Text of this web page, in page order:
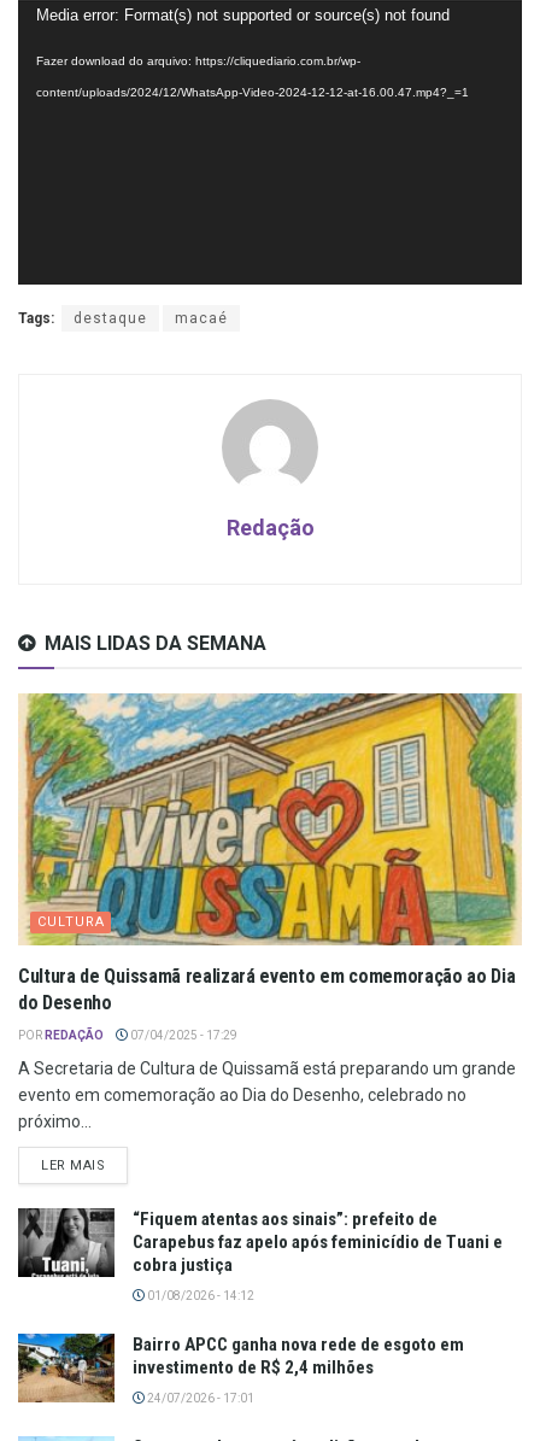
Tocador
Media error: Format(s) not supported or source(s) not found
Fazer download do arquivo: https://cliquediario.com.br/wp-
content/uploads/2024/12/WhatsApp-Video-2024-12-12-at-16.00.47.mp4?_=1
Tags: destaque macaé
Redação
MAIS LIDAS DA SEMANA
CULTURA
Cultura de Quissamã realizará evento em comemoração ao Dia
do Desenho
POR REDAÇÃO 07/04/2025 - 17:29
A Secretaria de Cultura de Quissamã está preparando um grande
evento em comemoração ao Dia do Desenho, celebrado no
próximo...
LER MAIS
“Fiquem atentas aos sinais”: prefeito de
Carapebus faz apelo após feminicídio de Tuani e
cobra justiça
01/08/2026 - 14:12
Bairro APCC ganha nova rede de esgoto em
investimento de R$ 2,4 milhões
24/07/2026 - 17:01